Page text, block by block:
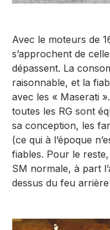
Avec le moteurs de
s’approchent de
dépassent. La
raisonnable, et la
avec les « Maserati
toutes les RG sont
sa conception, les
(ce qui à l’époque
fiables. Pour le
SM normale, à part
dessus du feu